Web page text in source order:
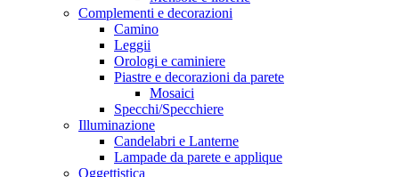
Complementi e decorazioni
Camino
Leggii
Orologi e caminiere
Piastre e decorazioni da parete
Mosaici
Specchi/Specchiere
Illuminazione
Candelabri e Lanterne
Lampade da parete e applique
Oggettistica